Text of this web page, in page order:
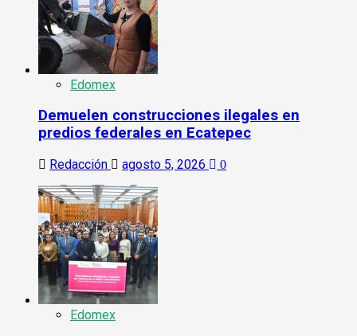
Edomex
Demuelen construcciones ilegales en
predios federales en Ecatepec
Redacción agosto 5, 2026 0
Edomex